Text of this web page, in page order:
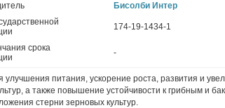
Бисолби Интер
174-19-1434-1
срока
-
питания, ускорение роста, развития и
а также повышение устойчивости к грибным и
стерни зерновых культур.